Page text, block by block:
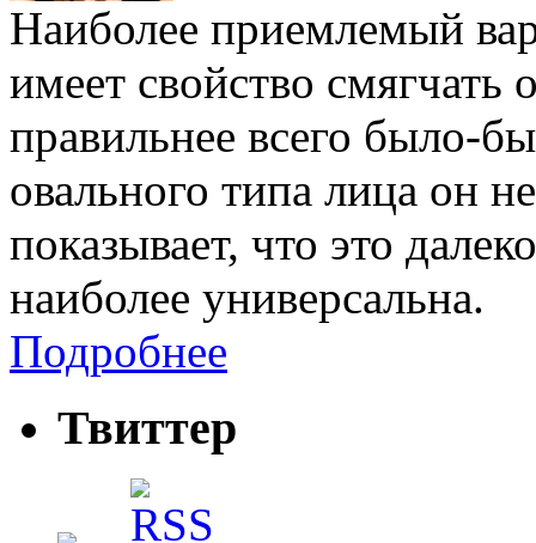
Наиболее приемлемый
имеет свойство смягчать
правильнее всего было-
овального типа лица он
показывает, что это
наиболее универсальна.
Подробнее
Твиттер